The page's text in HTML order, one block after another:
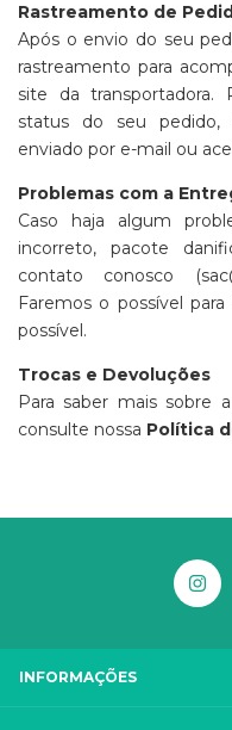
Rastreamento de
Após o envio do seu
rastreamento para
site da transportadora.
status do seu pedido,
enviado por e-mail ou
Problemas com a
Caso haja algum
incorreto, pacote
contato conosco (
Faremos o possível
possível.
Trocas e Devoluções
Para saber mais sobre
consulte nossa Política
INFORMAÇÕES